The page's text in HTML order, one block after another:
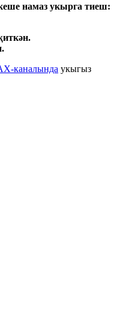
намаз укырга тиеш:
каналында укыгыз